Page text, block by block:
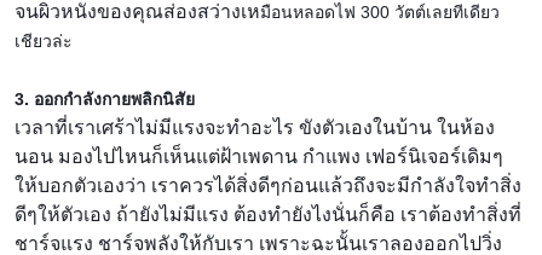
จนผิวหนังของคุณส่องสว่างเหมือนหลอดไฟ 300 วัตต์เลยทีเดียว
เชียวล่ะ
3. ออกกำลังกายพลิกนิสัย
เวลาที่เราเศร้าไม่มีแรงจะทำอะไร ขังตัวเองในบ้าน ในห้อง
นอน มองไปไหนก็เห็นแต่ฝ้าเพดาน กำแพง เฟอร์นิเจอร์เดิมๆ
ให้บอกตัวเองว่า เราควรได้สิ่งดีๆก่อนแล้วถึงจะมีกำลังใจทำสิ่ง
ดีๆให้ตัวเอง ถ้ายังไม่มีแรง ต้องทำยังไงนั่นก็คือ เราต้องทำสิ่งที่
ชาร์จแรง ชาร์จพลังให้กับเรา เพราะฉะนั้นเราลองออกไปวิ่ง